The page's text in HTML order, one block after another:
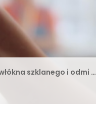
szklanego i odmi …